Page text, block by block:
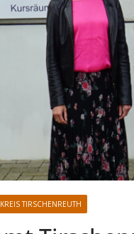
TIRSCHENREUTH